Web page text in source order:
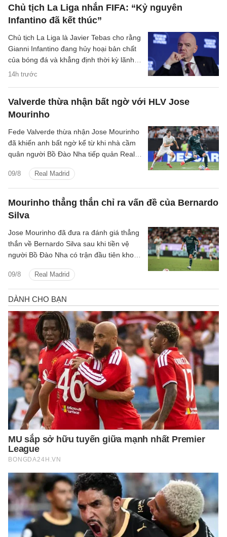
Chủ tịch La Liga nhắn FIFA: “Kỷ nguyên
Infantino đã kết thúc”
14h trước
Chủ tịch La Liga là Javier Tebas cho rằng
Gianni Infantino đang hủy hoại bản chất
của bóng đá và khẳng định thời kỳ lãnh
đạo FIFA của ông đã đi đến hồi kết.
Valverde thừa nhận bất ngờ với HLV Jose
Mourinho
09/8 Real Madrid
Fede Valverde thừa nhận Jose Mourinho
đã khiến anh bất ngờ kể từ khi nhà cầm
quân người Bồ Đào Nha tiếp quản Real
Mourinho thẳng thắn chỉ ra vấn đề của Bernardo
Silva
09/8 Real Madrid
Jose Mourinho đã đưa ra đánh giá thẳng
thắn về Bernardo Silva sau khi tiền vệ
người Bồ Đào Nha có trận đầu tiên khoác